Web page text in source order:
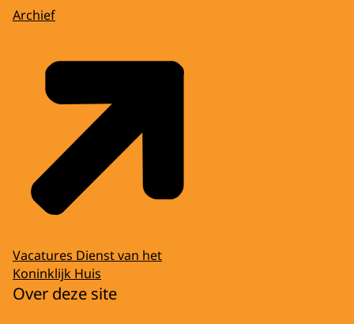
Archief
Vacatures Dienst van het
Koninklijk Huis
Over deze site